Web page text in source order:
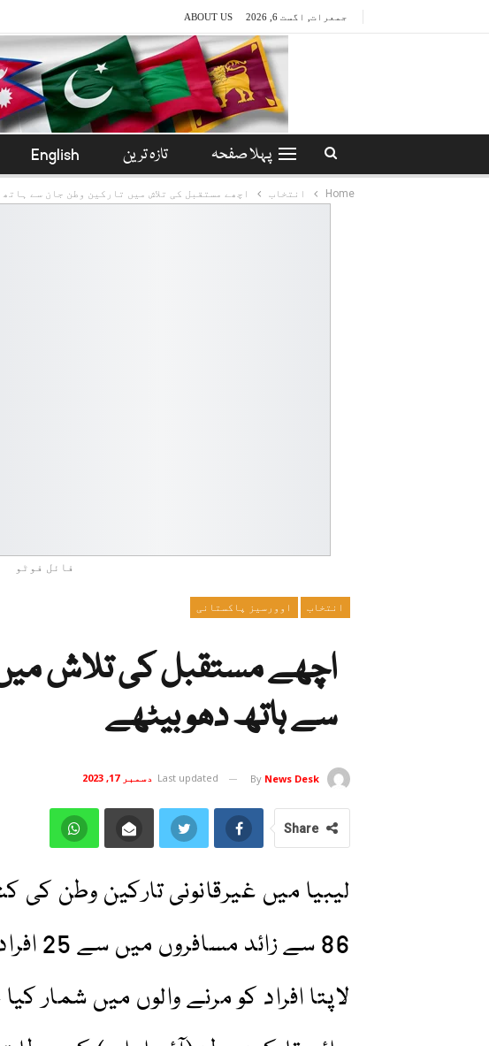
جمعرات, اگست 6, 2026 ABOUT US
پہلا صفحہ تازہ ترین English
Home انتخاب اچھے مستقبل کی تلاش میں تارکین وطن جان سے
فائل فوٹو
انتخاب اوورسیز پاکستانی
اچھے مستقبل کی تلاش
سے ہاتھ دھو بیٹھے
By News Desk
Last updated دسمبر 17, 2023
Share
لیبیا میں غیرقانونی تارکین وطن
86 سے
لاپتا افراد کو مرنے والوں میں شمار